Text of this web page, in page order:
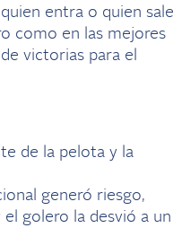
entra o quien
como en las mejores
victorias para el
de la pelota y la
generó riesgo,
golero la desvió a un